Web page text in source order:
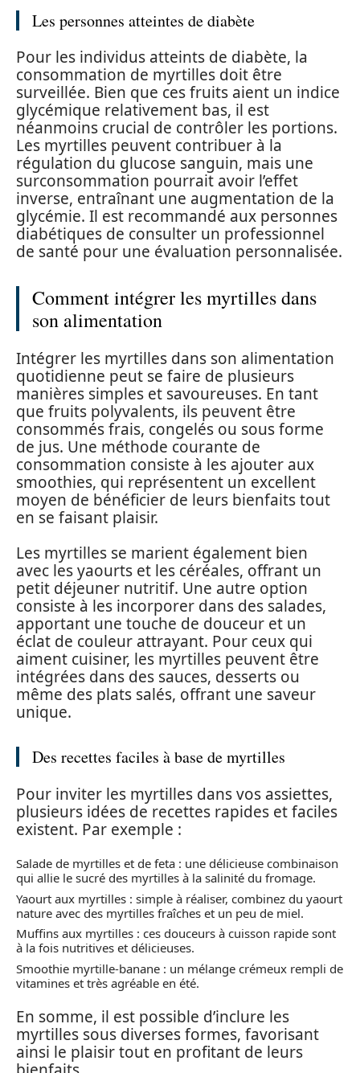
Les personnes atteintes de diabète
Pour les individus atteints de diabète, la
consommation de myrtilles doit être
surveillée. Bien que ces fruits aient un indice
glycémique relativement bas, il est
néanmoins crucial de contrôler les portions.
Les myrtilles peuvent contribuer à la
régulation du glucose sanguin, mais une
surconsommation pourrait avoir l’effet
inverse, entraînant une augmentation de la
glycémie. Il est recommandé aux personnes
diabétiques de consulter un professionnel
de santé pour une évaluation personnalisée.
Comment intégrer les myrtilles dans
son alimentation
Intégrer les myrtilles dans son alimentation
quotidienne peut se faire de plusieurs
manières simples et savoureuses. En tant
que fruits polyvalents, ils peuvent être
consommés frais, congelés ou sous forme
de jus. Une méthode courante de
consommation consiste à les ajouter aux
smoothies, qui représentent un excellent
moyen de bénéficier de leurs bienfaits tout
en se faisant plaisir.
Les myrtilles se marient également bien
avec les yaourts et les céréales, offrant un
petit déjeuner nutritif. Une autre option
consiste à les incorporer dans des salades,
apportant une touche de douceur et un
éclat de couleur attrayant. Pour ceux qui
aiment cuisiner, les myrtilles peuvent être
intégrées dans des sauces, desserts ou
même des plats salés, offrant une saveur
unique.
Des recettes faciles à base de myrtilles
Pour inviter les myrtilles dans vos assiettes,
plusieurs idées de recettes rapides et faciles
existent. Par exemple :
Salade de myrtilles et de feta : une délicieuse combinaison
qui allie le sucré des myrtilles à la salinité du fromage.
Yaourt aux myrtilles : simple à réaliser, combinez du yaourt
nature avec des myrtilles fraîches et un peu de miel.
Muffins aux myrtilles : ces douceurs à cuisson rapide sont
à la fois nutritives et délicieuses.
Smoothie myrtille-banane : un mélange crémeux rempli de
vitamines et très agréable en été.
En somme, il est possible d’inclure les
myrtilles sous diverses formes, favorisant
ainsi le plaisir tout en profitant de leurs